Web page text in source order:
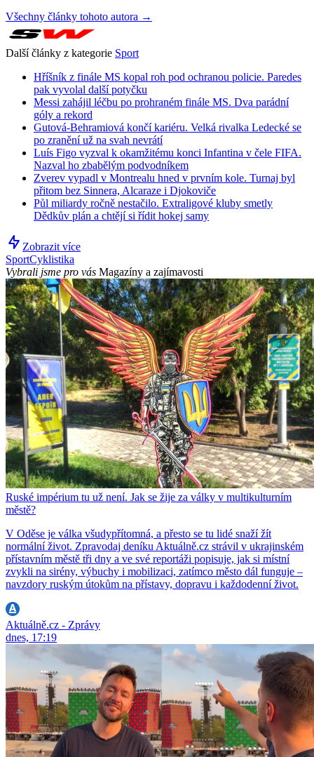
Všechny články tohoto autora →
Další články z kategorie Sport
Hříšník z finále MS kopal roh pod ochranou policie. Paredes
pak vyvolal další potyčku
Messi zahájil léčbu po prohraném finále MS. Dva parádní
góly a rekord
Gutová-Behramiová končí kariéru. Velká rivalka Ledecké se
po zranění už na svah nevrátí
Luís Figo vyzval k okamžitému konci Infantina v čele FIFA.
Nazval ho zbabělým podvodníkem
Zverev vypadl v Montrealu hned v prvním kole. Turnaj byl
přitom bez Sinnera, Alcaraze i Djokoviče
Půl miliardy ročně nestačilo. Extraligové kluby smetly
Dědkův plán a chtějí si řídit hokej samy
Zobrazit více
SportCyklistika
Vybrali jsme pro vás Magazíny a zajímavosti
Ruské impérium tu už není. Jak se žije za války v multikulturním
městě?
V Oděse je válka všudypřítomná, a přesto se tu lidé snaží žít
normální život. Zpravodaj deníku Aktuálně.cz strávil v ukrajinském
přístavním městě tři dny a ve své reportáži popisuje, jak si místní
zvykli na sirény, výbuchy i mobilizaci, zatímco město dál funguje –
navzdory ruským útokům na přístavy, dopravu i každodenní život.
Aktuálně.cz - Zprávy
dnes, 17:19